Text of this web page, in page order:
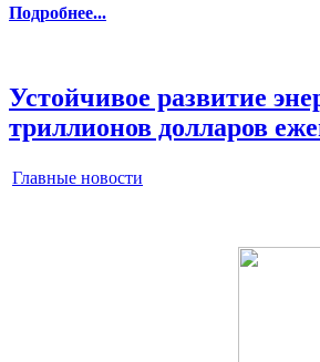
Подробнее...
Устойчивое развитие
триллионов долларов
Главные новости